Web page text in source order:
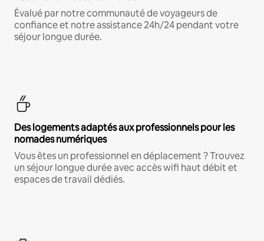
Évalué par notre communauté de voyageurs de
confiance et notre assistance 24h/24 pendant votre
séjour longue durée.
Des logements adaptés aux professionnels pour les
nomades numériques
Vous êtes un professionnel en déplacement ? Trouvez
un séjour longue durée avec accès wifi haut débit et
espaces de travail dédiés.